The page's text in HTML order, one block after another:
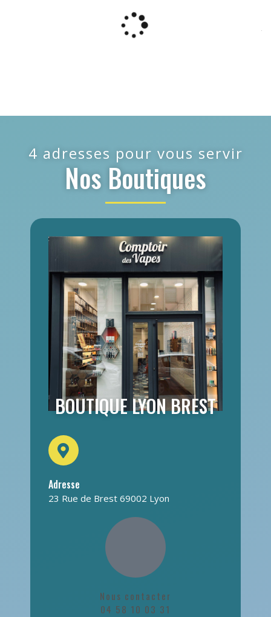
4 adresses pour vous servir
Nos Boutiques
BOUTIQUE LYON BREST
Adresse
23 Rue de Brest 69002 Lyon
Nous contacter
04 58 10 03 31